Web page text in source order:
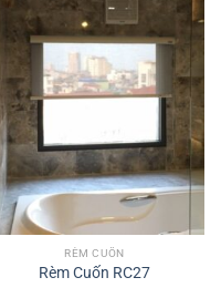
RÈM CUỐN
Rèm Cuốn RC27